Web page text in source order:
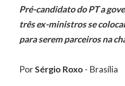
Pré-candidato do PT a
três ex-ministros se
para serem parceiros na
PorSérgio Roxo - Brasília